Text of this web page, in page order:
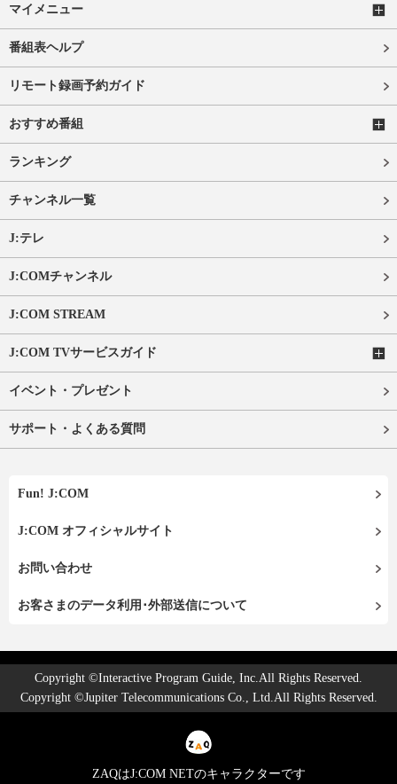
マイメニュー
番組表ヘルプ
リモート録画予約ガイド
おすすめ番組
ランキング
チャンネル一覧
J:テレ
J:COMチャンネル
J:COM STREAM
J:COM TVサービスガイド
イベント・プレゼント
サポート・よくある質問
Fun! J:COM
J:COM オフィシャルサイト
お問い合わせ
お客さまのデータ利用･外部送信について
Copyright ©Interactive Program Guide, Inc.All Rights Reserved.
Copyright ©Jupiter Telecommunications Co., Ltd.All Rights Reserved.
ZAQはJ:COM NETのキャラクターです